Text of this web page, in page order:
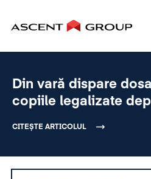
Din vară dispare
copiile legalizate
CITEȘTE ARTICOLUL